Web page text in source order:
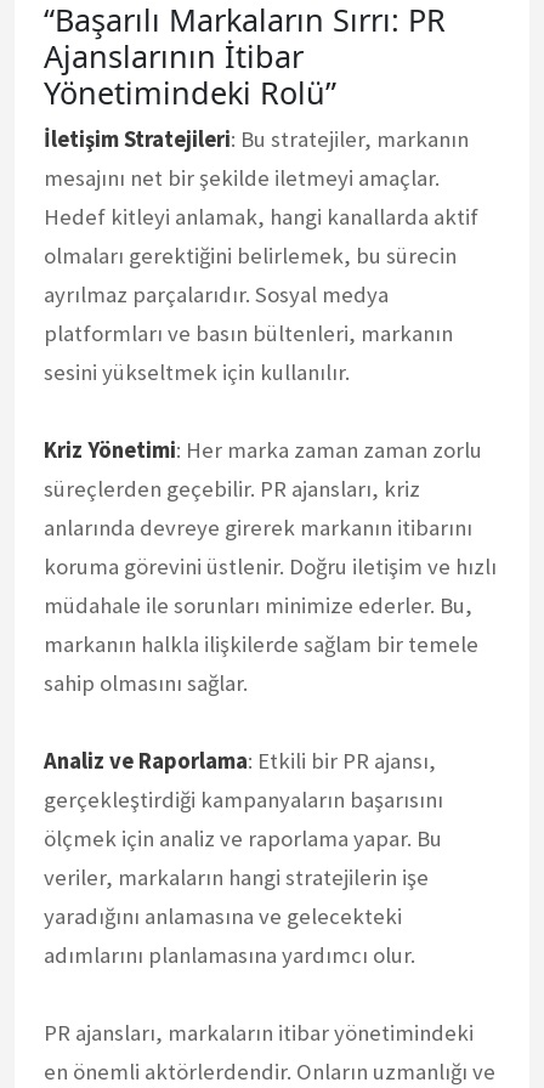
“Başarılı Markaların Sırrı: PR
Ajanslarının İtibar
Yönetimindeki Rolü”
İletişim Stratejileri: Bu stratejiler, markanın
mesajını net bir şekilde iletmeyi amaçlar.
Hedef kitleyi anlamak, hangi kanallarda aktif
olmaları gerektiğini belirlemek, bu sürecin
ayrılmaz parçalarıdır. Sosyal medya
platformları ve basın bültenleri, markanın
sesini yükseltmek için kullanılır.
Kriz Yönetimi: Her marka zaman zaman zorlu
süreçlerden geçebilir. PR ajansları, kriz
anlarında devreye girerek markanın itibarını
koruma görevini üstlenir. Doğru iletişim ve hızlı
müdahale ile sorunları minimize ederler. Bu,
markanın halkla ilişkilerde sağlam bir temele
sahip olmasını sağlar.
Analiz ve Raporlama: Etkili bir PR ajansı,
gerçekleştirdiği kampanyaların başarısını
ölçmek için analiz ve raporlama yapar. Bu
veriler, markaların hangi stratejilerin işe
yaradığını anlamasına ve gelecekteki
adımlarını planlamasına yardımcı olur.
PR ajansları, markaların itibar yönetimindeki
en önemli aktörlerdendir. Onların uzmanlığı ve